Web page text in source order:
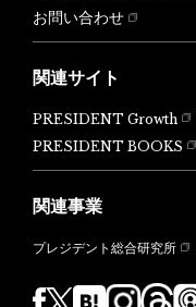
お問い合わせ
関連サイト
PRESIDENT Growth
PRESIDENT BOOKS
関連事業
プレジデント総合研究所